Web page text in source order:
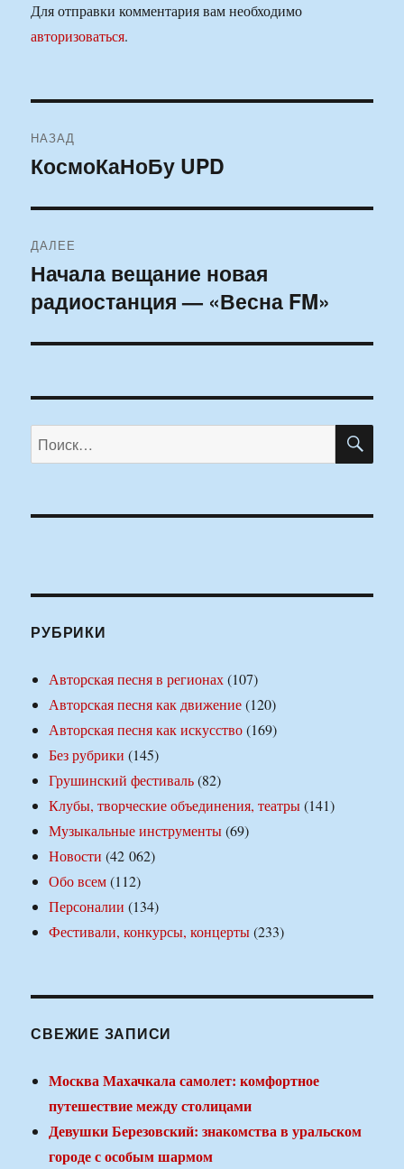
Для отправки комментария вам необходимо
авторизоваться.
по
НАЗАД
Предыдущая
КосмоКаНоБу UPD
ДАЛЕЕ
Следующая
запись:
Начала вещание новая
радиостанция — «Весна FM»
Искать:
РУБРИКИ
Авторская песня в регионах(107)
Авторская песня как движение(120)
Авторская песня как искусство(169)
Без рубрики (145)
Грушинский фестиваль(82)
Клубы, творческие объединения, театры(141)
Музыкальные инструменты(69)
Новости (42 062)
Обо всем(112)
Персоналии (134)
Фестивали, конкурсы, концерты(233)
СВЕЖИЕ ЗАПИСИ
Москва Махачкала самолет: комфортное
путешествие между столицами
Девушки Березовский: знакомства в уральском
городе с особым шармом